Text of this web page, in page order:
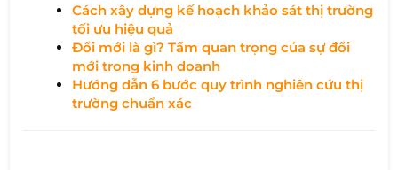
Cách xây dựng kế hoạch khảo sát thị trường
tối ưu hiệu quả
Đổi mới là gì? Tầm quan trọng của sự đổi
mới trong kinh doanh
Hướng dẫn 6 bước quy trình nghiên cứu thị
trường chuẩn xác